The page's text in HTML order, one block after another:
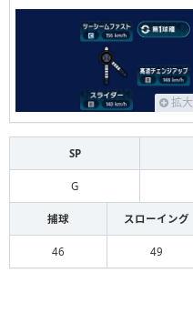
拡大
SP
G
捕球 スローイング
46 49